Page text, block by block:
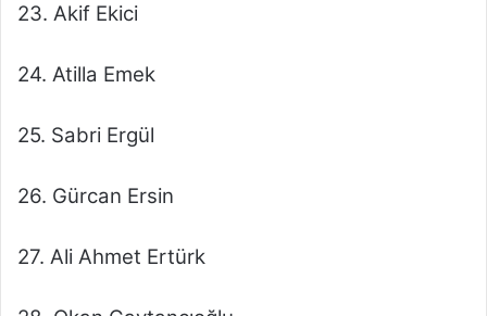
23. Akif Ekici
24. Atilla Emek
25. Sabri Ergül
26. Gürcan Ersin
27. Ali Ahmet Ertürk